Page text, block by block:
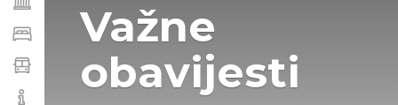
Važne
obavijesti